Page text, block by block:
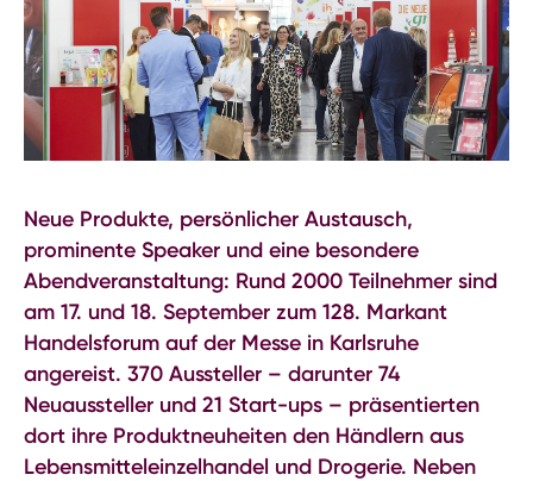
Neue Produkte, persönlicher Austausch,
prominente Speaker und eine besondere
Abendveranstaltung: Rund 2000 Teilnehmer sind
am 17. und 18. September zum 128. Markant
Handelsforum auf der Messe in Karlsruhe
angereist. 370 Aussteller – darunter 74
Neuaussteller und 21 Start-ups – präsentierten
dort ihre Produktneuheiten den Händlern aus
Lebensmitteleinzelhandel und Drogerie. Neben